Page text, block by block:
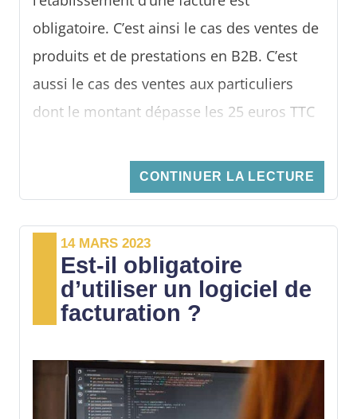
obligatoire. C’est ainsi le cas des ventes de
produits et de prestations en B2B. C’est
aussi le cas des ventes aux particuliers
dont le montant dépasse les 25 euros TTC
Conformément à la loi,les factures doivent
mentions, autrement, elles peuvent être
considérées comme fausses. Avec la
digitalisation, il est plus facile d’éviter une
fraude à la facture. Comment reconnaître
l’entreprise en est victime ? Comment
éviter une fraude à la facture ? Éléments de
CONTINUER LA LECTURE
14 MARS 2023
Est-il obligatoire
d’utiliser un logiciel de
facturation ?